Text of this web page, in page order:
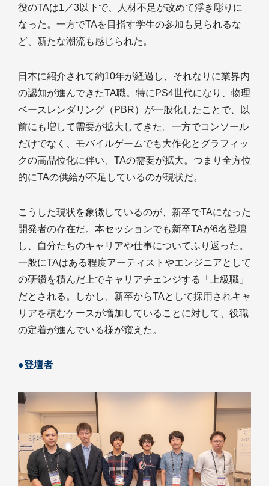
役のTAは1／3以下で、人材不足が改めて浮き彫りに
なった。一方でTAを目指す学生の参加も見られるな
ど、新たな潮流も感じられた。
日本に紹介されて約10年が経過し、それなりに業界内
の認知が進んできたTA職。特にPS4世代になり、物理
ベースレンダリング（PBR）が一般化したことで、以
前にも増して需要が拡大してきた。一方でコンソール
だけでなく、モバイルゲームでも大作化とグラフィッ
クの高品位化に伴い、TAの需要が拡大。つまり全方位
的にTAの供給が不足しているのが現状だ。
こうした現状を象徴しているのが、新卒でTAになった
開発者の存在だ。本セッションでも新卒TAが6名登壇
し、自分たちのキャリアや仕事についてふり返った。
一般にTAはある程度アーティストやエンジニアとして
の研鑽を積んだ上でキャリアチェンジする「上級職」
だとされる。しかし、新卒からTAとして採用されキャ
リアを積むケースが増加していることに対して、役職
の定着が進んでいる様が窺えた。
●登壇者